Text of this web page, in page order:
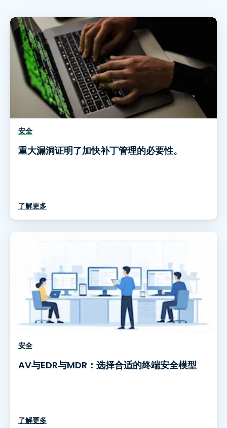
安全
重大漏洞证明了加快补丁管理的必要性。
了解更多
安全
AV与EDR与MDR：选择合适的终端安全模型
了解更多